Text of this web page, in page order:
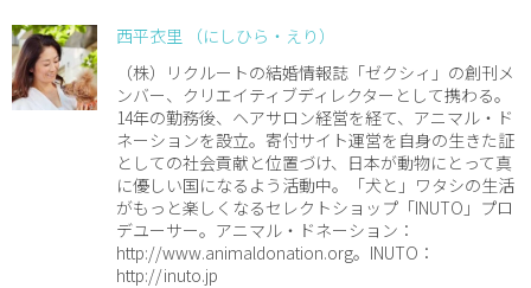
西平衣里 （にしひら・えり）
（株）リクルートの結婚情報誌「ゼクシィ」の創刊メ
ンバー、クリエイティブディレクターとして携わる。
14年の勤務後、ヘアサロン経営を経て、アニマル・ド
ネーションを設立。寄付サイト運営を自身の生きた証
としての社会貢献と位置づけ、日本が動物にとって真
に優しい国になるよう活動中。「犬と」ワタシの生活
がもっと楽しくなるセレクトショップ「INUTO」プロ
デユーサー。アニマル・ドネーション：
http://www.animaldonation.org。INUTO：
http://inuto.jp